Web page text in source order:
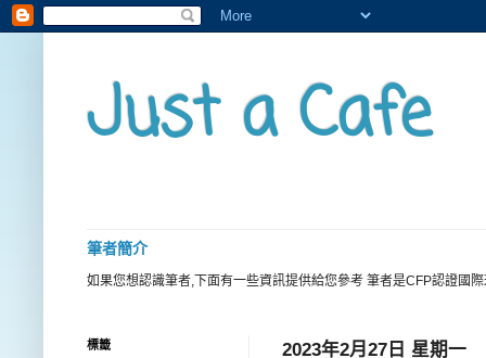
Just a Cafe
筆者簡介
如果您想認識筆者,下面有一些資訊提供給您參考 筆者是CFP認證國
2023年2月27日 星期一
標籤